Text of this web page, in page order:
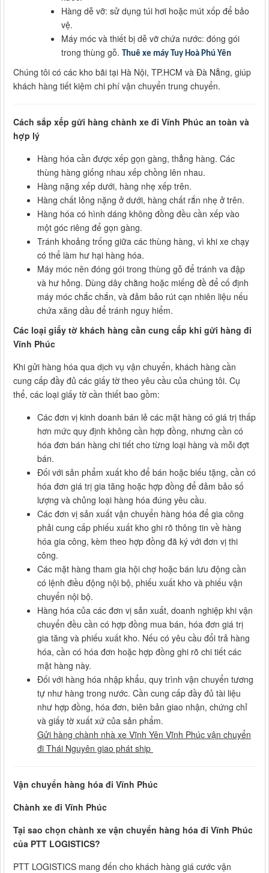
Hàng dễ vỡ: sử dụng túi hơi hoặc mút xốp để bảo
vệ.
Máy móc và thiết bị dễ vỡ chứa nước: đóng gói
trong thùng gỗ. Thuê xe máy Tuy Hoà Phú Yên
Chúng tôi có các kho bãi tại Hà Nội, TP.HCM và Đà Nẵng, giúp
khách hàng tiết kiệm chi phí vận chuyển trung chuyển.
Cách sắp xếp gửi hàng chành xe đi Vĩnh Phúc an toàn và
hợp lý
Hàng hóa cần được xếp gọn gàng, thẳng hàng. Các
thùng hàng giống nhau xếp chồng lên nhau.
Hàng nặng xếp dưới, hàng nhẹ xếp trên.
Hàng chất lỏng nặng ở dưới, hàng chất rắn nhẹ ở trên.
Hàng hóa có hình dáng không đồng đều cần xếp vào
một góc riêng để gọn gàng.
Tránh khoảng trống giữa các thùng hàng, vì khi xe chạy
có thể làm hư hại hàng hóa.
Máy móc nên đóng gói trong thùng gỗ để tránh va đập
và hư hỏng. Dùng dây chằng hoặc miếng đề để cố định
máy móc chắc chắn, và đảm bảo rút cạn nhiên liệu nếu
chứa xăng dầu để tránh nguy hiểm.
Các loại giấy tờ khách hàng cần cung cấp khi gửi hàng đi
Vĩnh Phúc
Khi gửi hàng hóa qua dịch vụ vận chuyển, khách hàng cần
cung cấp đầy đủ các giấy tờ theo yêu cầu của chúng tôi. Cụ
thể, các loại giấy tờ cần thiết bao gồm:
Các đơn vị kinh doanh bán lẻ các mặt hàng có giá trị thấp
hơn mức quy định không cần hợp đồng, nhưng cần có
hóa đơn bán hàng chi tiết cho từng loại hàng và mỗi đợt
bán.
Đối với sản phẩm xuất kho để bán hoặc biếu tặng, cần có
hóa đơn giá trị gia tăng hoặc hợp đồng để đảm bảo số
lượng và chủng loại hàng hóa đúng yêu cầu.
Các đơn vị sản xuất vận chuyển hàng hóa để gia công
phải cung cấp phiếu xuất kho ghi rõ thông tin về hàng
hóa gia công, kèm theo hợp đồng đã ký với đơn vị thi
công.
Các mặt hàng tham gia hội chợ hoặc bán lưu động cần
có lệnh điều động nội bộ, phiếu xuất kho và phiếu vận
chuyển nội bộ.
Hàng hóa của các đơn vị sản xuất, doanh nghiệp khi vận
chuyển đều cần có hợp đồng mua bán, hóa đơn giá trị
gia tăng và phiếu xuất kho. Nếu có yêu cầu đổi trả hàng
hóa, cần có hóa đơn hoặc hợp đồng ghi rõ chi tiết các
mặt hàng này.
Đối với hàng hóa nhập khẩu, quy trình vận chuyển tương
tự như hàng trong nước. Cần cung cấp đầy đủ tài liệu
như hợp đồng, hóa đơn, biên bản giao nhận, chứng chỉ
và giấy tờ xuất xứ của sản phẩm.
Gửi hàng chành nhà xe Vĩnh Yên Vĩnh Phúc vận chuyển
đi Thái Nguyên giao phát ship
Vận chuyển hàng hóa đi Vĩnh Phúc
Chành xe đi Vĩnh Phúc
Tại sao chọn chành xe vận chuyển hàng hóa đi Vĩnh Phúc
của PTT LOGISTICS?
PTT LOGISTICS mang đến cho khách hàng giá cước vận